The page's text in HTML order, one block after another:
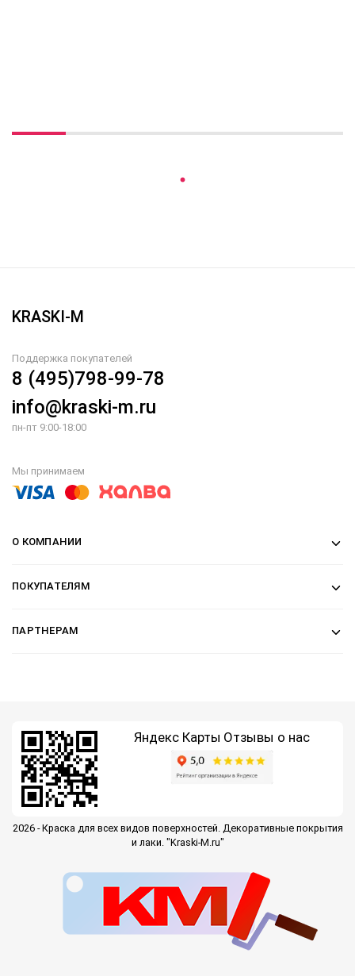
Вы недавно смотрели
KRASKI-M
Поддержка покупателей
8 (495)798-99-78
info@kraski-m.ru
пн-пт 9:00-18:00
Мы принимаем
О КОМПАНИИ
ПОКУПАТЕЛЯМ
ПАРТНЕРАМ
Яндекс Карты Отзывы о нас
2026 - Краска для всех видов поверхностей. Декоративные покрытия
и лаки. "Kraski-M.ru"